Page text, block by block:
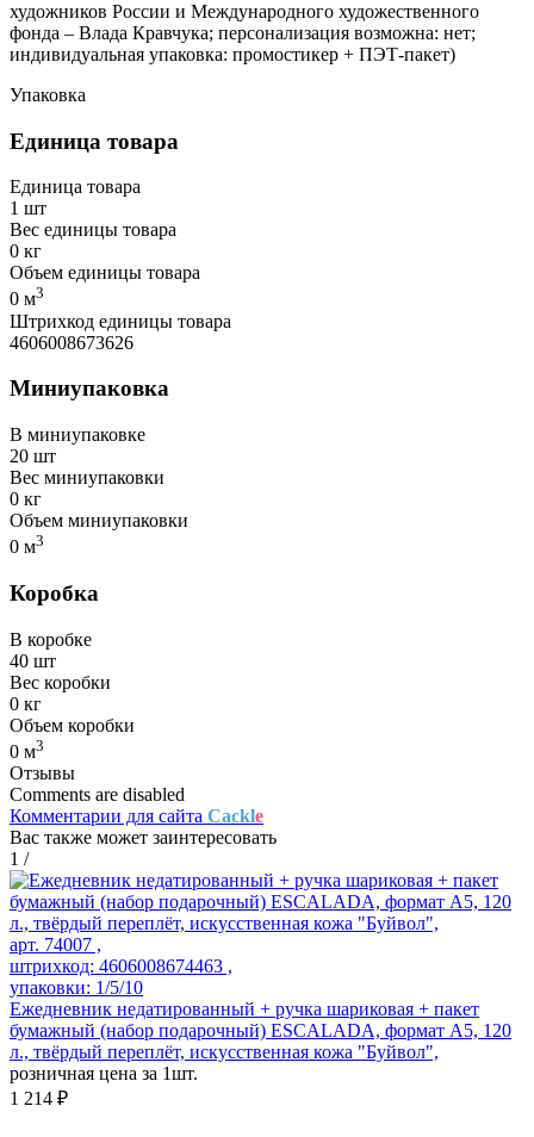
художников России и Международного художественного
фонда – Влада Кравчука; персонализация возможна: нет;
индивидуальная упаковка: промостикер + ПЭТ-пакет)
Упаковка
Единица товара
Единица товара
1 шт
Вес единицы товара
0 кг
Объем единицы товара
0 м3
Штрихкод единицы товара
4606008673626
Миниупаковка
В миниупаковке
20 шт
Вес миниупаковки
0 кг
Объем миниупаковки
0 м3
Коробка
В коробке
40 шт
Вес коробки
0 кг
Объем коробки
0 м3
Отзывы
Comments are disabled
Комментарии для сайта Cackle
Вас также может заинтересовать
1 /
арт. 74007 ,
штрихкод: 4606008674463 ,
упаковки: 1/5/10
Ежедневник недатированный + ручка шариковая + пакет
бумажный (набор подарочный) ESCALADA, формат А5, 120
л., твёрдый переплёт, искусственная кожа "Буйвол",
розничная цена за 1шт.
1 214 ₽